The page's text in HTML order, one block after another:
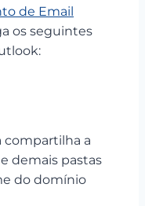
de Email
os seguintes
compartilha a
demais pastas
do domínio